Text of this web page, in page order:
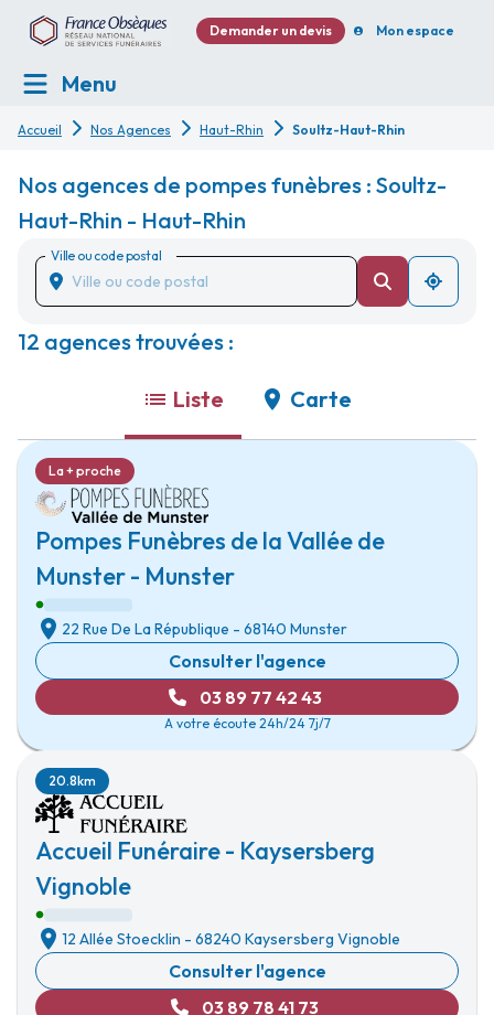
Demander un devis Mon espace
Menu
Accueil Nos Agences Haut-Rhin Soultz-Haut-Rhin
Nos agences de pompes funèbres : Soultz-
Haut-Rhin - Haut-Rhin
Ville ou code postal
12 agences trouvées :
Liste Carte
Pompes Funèbres de la Vallée de
Munster - Munster
La + proche
22 Rue De La République - 68140 Munster
Consulter l'agence
03 89 77 42 43
A votre écoute 24h/24 7j/7
Accueil Funéraire - Kaysersberg
Vignoble
20.8km
12 Allée Stoecklin - 68240 Kaysersberg Vignoble
Consulter l'agence
03 89 78 41 73